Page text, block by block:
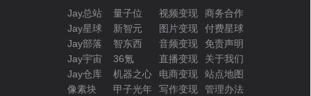
Jay总站
Jay星球
Jay部落
Jay宇宙
Jay仓库
像素块
量子位
新智元
智东西
36氪
机器之心
甲子光年
视频变现
图片变现
音频变现
直播变现
电商变现
写作变现
商务合作
付费星球
免责声明
关于我们
站点地图
管理办法